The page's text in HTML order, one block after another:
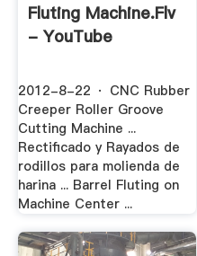
Fluting Machine.flv
- YouTube
2012-8-22 · CNC Rubber
Creeper Roller Groove
Cutting Machine ...
Rectificado y Rayados de
rodillos para molienda de
harina ... Barrel Fluting on
Machine Center ...